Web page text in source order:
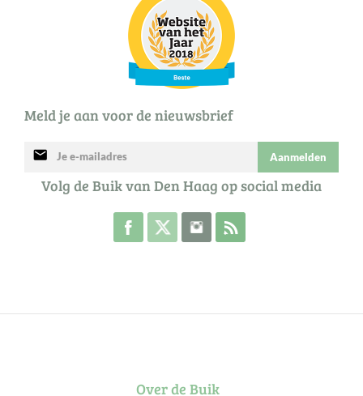
Meld je aan voor de nieuwsbrief
mail Aanmelden
Volg de Buik van Den Haag op social media
Volg de Buik op Facebook
Volg de Buik op Twitter
Volg de Buik op Instagram
Over de Buik